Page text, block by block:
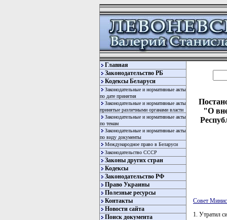
Главная
Законодательство РБ
Кодексы Беларуси
Законодательные и нормативные акты
по дате принятия
Законодательные и нормативные акты
принятые различными органами власти
Законодательные и нормативные акты
по темам
Законодательные и нормативные акты
по виду документы
Международное право в Беларуси
Законодательство СССР
Законы других стран
Кодексы
Законодательство РФ
Право Украины
Полезные ресурсы
Контакты
Новости сайта
Поиск документа
"О
Совет
1. Утратил